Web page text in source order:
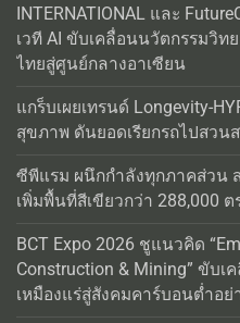
INTERNATIONAL และ
เวที AI ขับเคลื่อนนวัตกรรมวิท
ไทยสู่ศูนย์กลางอาเซียน
แกร็บเผยเทรนด์ Longevity-
สุขภาพ ดันยอดเรียกรถไปสวน
ซีพีแรม ผนึกกำลังทุกภาคส่วน
เพิ่มพื้นที่สีเขียวกว่า 288,000 ต
BCT Expo 2026 ชูแนวคิด
Construction & Mining” ขับเ
เหมืองแร่สู่สังคมคาร์บอนต่ำอย่